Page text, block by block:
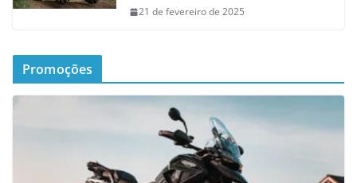
21 de fevereiro de 2025
Promoções